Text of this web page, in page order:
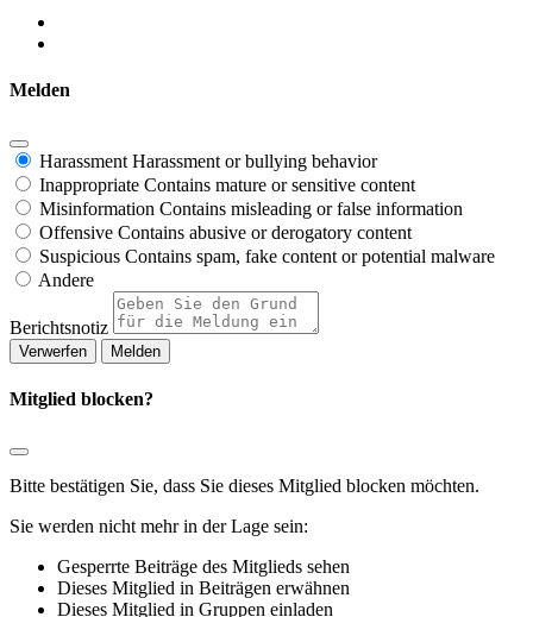
Melden
Harassment Harassment or bullying behavior
Inappropriate Contains mature or sensitive content
Misinformation Contains misleading or false information
Offensive Contains abusive or derogatory content
Suspicious Contains spam, fake content or potential malware
Andere
Berichtsnotiz
Melden
Mitglied blocken?
Bitte bestätigen Sie, dass Sie dieses Mitglied blocken möchten.
Sie werden nicht mehr in der Lage sein:
Gesperrte Beiträge des Mitglieds sehen
Dieses Mitglied in Beiträgen erwähnen
Dieses Mitglied in Gruppen einladen